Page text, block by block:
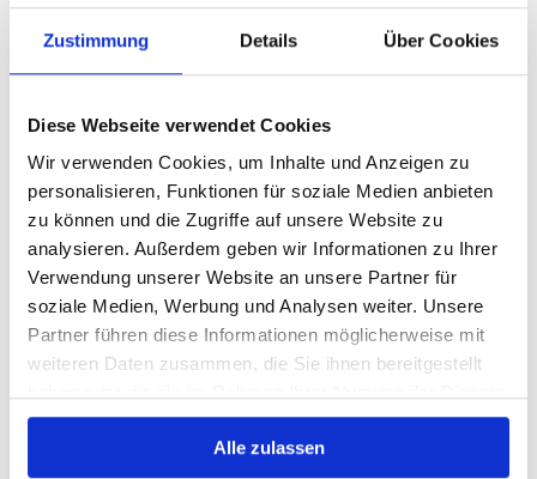
Zustimmung Details Über Cookies
Diese Webseite verwendet Cookies
Wir verwenden Cookies, um Inhalte und Anzeigen zu
personalisieren, Funktionen für soziale Medien anbieten
zu können und die Zugriffe auf unsere Website zu
analysieren. Außerdem geben wir Informationen zu Ihrer
Verwendung unserer Website an unsere Partner für
soziale Medien, Werbung und Analysen weiter. Unsere
Partner führen diese Informationen möglicherweise mit
weiteren Daten zusammen, die Sie ihnen bereitgestellt
gesammelt haben.
Alle zulassen